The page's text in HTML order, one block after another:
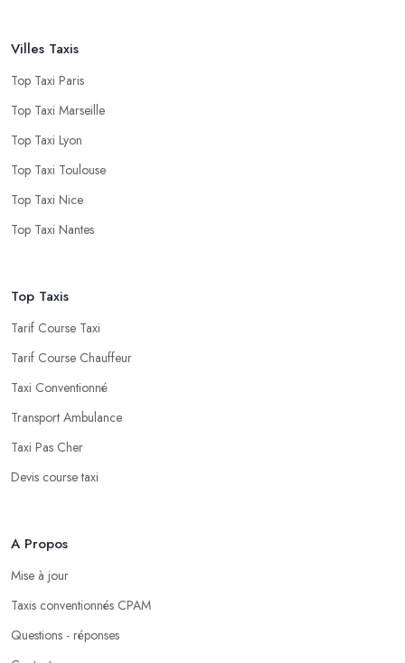
Villes Taxis
Top Taxi Paris
Top Taxi Marseille
Top Taxi Lyon
Top Taxi Toulouse
Top Taxi Nice
Top Taxi Nantes
Top Taxis
Tarif Course Taxi
Tarif Course Chauffeur
Taxi Conventionné
Transport Ambulance
Taxi Pas Cher
Devis course taxi
A Propos
Mise à jour
Taxis conventionnés CPAM
Questions - réponses